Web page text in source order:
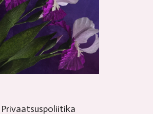
Privaatsuspoliitika